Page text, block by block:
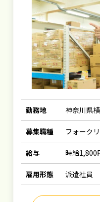
勤務地 神奈川県
募集職種 フォーク
給与 時給1,800
雇用形態 派遣社員